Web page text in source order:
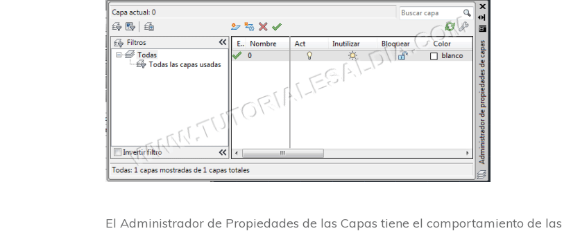
El Administrador de Propiedades de las Capas tiene el comportamiento de las